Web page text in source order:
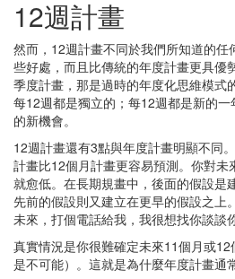
12週計畫
然而，12週計畫不同於我們所知道的任
些好處，而且比傳統的年度計畫更具優
季度計畫，那是過時的年度化思維模式
每12週都是獨立的；每12週都是新的
的新機會。
12週計畫還有3點與年度計畫明顯不同
計畫比12個月計畫更容易預測。你對未
就愈低。在長期規畫中，後面的假設是
先前的假設則又建立在更早的假設之上
未來，打個電話給我，我很想找你談談
真實情況是你很難確定未來11個月或
是不可能）。這就是為什麼年度計畫通